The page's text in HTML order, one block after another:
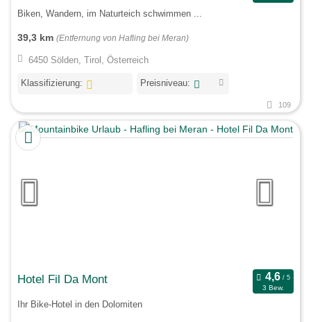
Biken, Wandern, im Naturteich schwimmen ...
39,3 km (Entfernung von Hafling bei Meran)
6450 Sölden, Tirol, Österreich
Klassifizierung: Preisniveau:
109
Hotel Fil Da Mont
3 Bew.
Ihr Bike-Hotel in den Dolomiten